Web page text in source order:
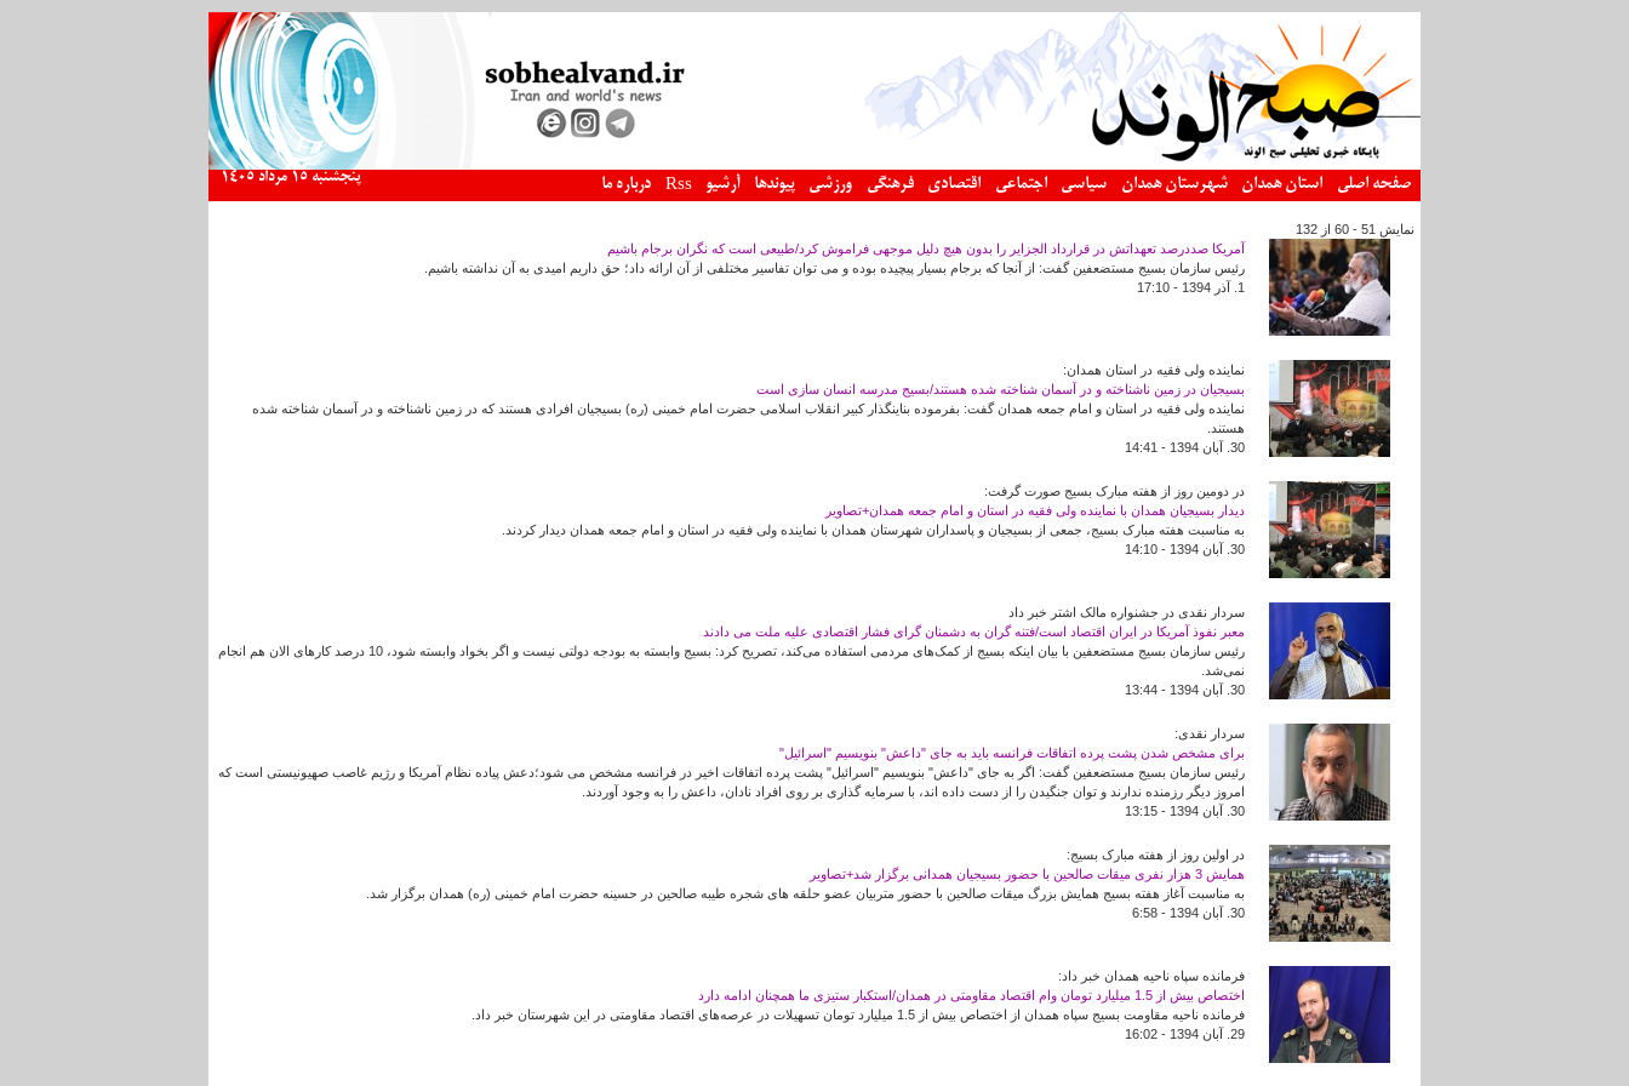
صفحه اصلی استان همدان شهرستان همدان سیاسی اجتماعی اقتصادی فرهنگی ورزشی پیوندها آرشیو Rss درباره ما پنجشنبه 15 مرداد 1405
نمایش 51 - 60 از 132
آمریکا صددرصد تعهداتش در قرارداد الجزایر را بدون هیچ دلیل موجهی فراموش کرد/طبیعی است که نگران برجام باشیم
رئیس سازمان بسیج مستضعفین گفت: از آنجا که برجام بسیار پیچیده بوده و می توان تفاسیر مختلفی از آن ارائه داد؛ حق داریم امیدی به آن نداشته باشیم.
1. آذر 1394 - 17:10
نماینده ولی فقیه در استان همدان:
بسیجیان در زمین ناشناخته و در آسمان شناخته شده هستند/بسیج مدرسه انسان‌ سازی است
نماینده ولی فقیه در استان و امام جمعه همدان گفت: بفرموده بناینگذار کبیر انقلاب اسلامی حضرت امام خمینی (ره) بسیجیان افرادی هستند که در زمین ناشناخته و در آسمان شناخته شده
هستند.
30. آبان 1394 - 14:41
در دومین روز از هفته مبارک بسیج صورت گرفت:
دیدار بسیجیان همدان با نماینده ولی فقیه در استان و امام جمعه همدان+تصاویر
به مناسبت هفته مبارک بسیج، جمعی از بسیجیان و پاسداران شهرستان همدان با نماینده ولی فقیه در استان و امام جمعه همدان دیدار کردند.
30. آبان 1394 - 14:10
سردار نقدی در جشنواره مالک اشتر خبر داد
معبر نفوذ آمریکا در ایران اقتصاد است/فتنه گران به دشمنان گرای فشار اقتصادی علیه ملت می دادند
رئیس سازمان بسیج مستضعفین با بیان اینکه بسیج از کمک‌های مردمی استفاده می‌کند، تصریح کرد: بسیج وابسته به بودجه دولتی نیست و اگر بخواد وابسته شود، 10 درصد کارهای الان هم انجام
نمی‌شد.
30. آبان 1394 - 13:44
سردار نقدی:
برای مشخص شدن پشت پرده اتفاقات فرانسه باید به جای "داعش" بنویسیم "اسرائیل"
رئیس سازمان بسیج مستضعفین گفت: اگر به جای "داعش" بنویسیم "اسرائیل" پشت پرده اتفاقات اخیر در فرانسه مشخص می شود؛دعش پیاده نظام آمریکا و رژیم غاصب صهیونیستی است که
امروز دیگر رزمنده ندارند و توان جنگیدن را از دست داده اند، با سرمایه گذاری بر روی افراد نادان، داعش را به وجود آوردند.
30. آبان 1394 - 13:15
در اولین روز از هفته مبارک بسیج:
همایش 3 هزار نفری میقات صالحین با حضور بسیجیان همدانی برگزار شد+تصاویر
به مناسبت آغاز هفته بسیج همایش بزرگ میقات صالحین با حضور متربیان عضو حلقه های شجره طیبه صالحین در حسینه حضرت امام خمینی (ره) همدان برگزار شد.
30. آبان 1394 - 6:58
فرمانده سپاه ناحیه همدان خبر داد:
اختصاص بیش از 1.5 میلیارد تومان وام اقتصاد مقاومتی در همدان/استکبار ستیزی ما همچنان ادامه دارد
فرمانده ناحیه مقاومت بسیج سپاه همدان از اختصاص بیش از 1.5 میلیارد تومان تسهیلات در عرصه‌های اقتصاد مقاومتی در این شهرستان خبر داد.
29. آبان 1394 - 16:02